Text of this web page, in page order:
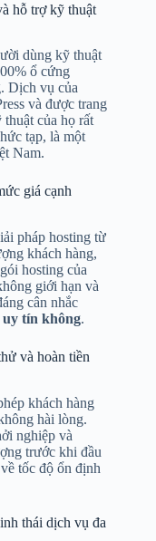
hỗ trợ kỹ thuật
dùng kỹ thuật
ổ cứng
Dịch vụ của
và được trang
của họ rất
tạp, là một
Nam.
giá cạnh
pháp hosting từ
khách hàng,
hosting của
giới hạn và
cân nhắc
uy tín không.
và hoàn tiền
khách hàng
hài lòng.
nghiệp và
trước khi đầu
tốc độ ổn định
thái dịch vụ đa